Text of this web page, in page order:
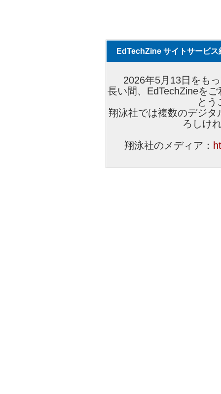
EdTechZine サイトサービス
2026年5月13日をも
長い間、EdTechZineを
とう
翔泳社では複数のデジ
ろしけ
翔泳社のメディア：